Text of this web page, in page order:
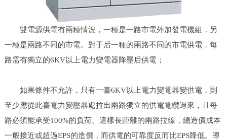
雙電源供電有兩種情況，一種是一路市電外加發電機組，另
一種是兩路不同的市電。對于后一種的兩路不同的市電供電，每
路需有獨立的6KV以上電力變電器降壓后供電；
如果條件不允許，只有一臺6KV以上電力變電器變供電，則
至少應從此臺電力變壓器處拉出兩路獨立的供電電纜過來，且每
路必須能承受100%的負荷。這樣長距離的兩路拉線，總造價成本
一般接近或超過EPS的造價，而供電的可靠度反而比EPS降低。導